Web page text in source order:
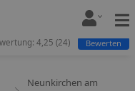
Neunkirchen am
4,25 (24) Bewerten